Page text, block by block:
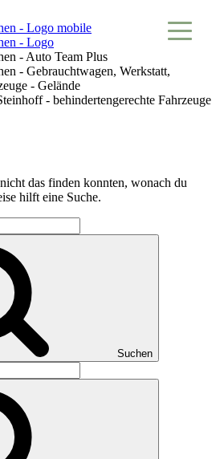
das finden konnten, wonach du
hilft eine Suche.
Suchen